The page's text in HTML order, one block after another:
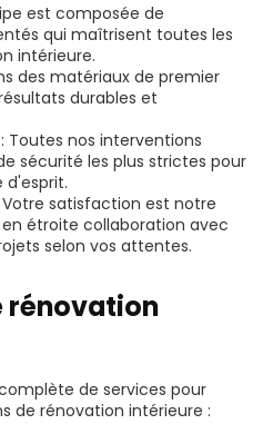
est composée de
qui maîtrisent toutes les
intérieure.
des matériaux de premier
durables et
: Toutes nos interventions
sécurité les plus strictes pour
d'esprit.
Votre satisfaction est notre
étroite collaboration avec
selon vos attentes.
rénovation
de services pour
de rénovation intérieure :